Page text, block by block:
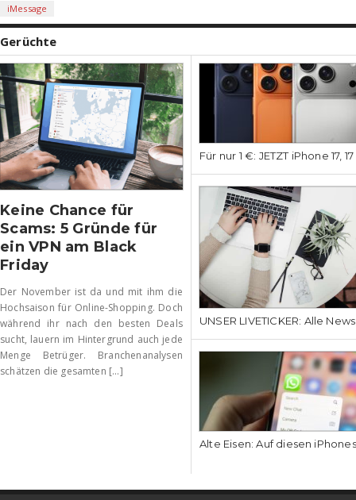
iMessage
Gerüchte
Keine Chance für
Scams: 5 Gründe für
ein VPN am Black
Friday
Der November ist da und mit ihm die
Hochsaison für Online-Shopping. Doch
während ihr nach den besten Deals
sucht, lauern im Hintergrund auch jede
Menge Betrüger. Branchenanalysen
schätzen die gesamten [...]
Für nur 1 €: JETZT iPhone 17,
UNSER LIVETICKER: Alle
Alte Eisen: Auf diesen